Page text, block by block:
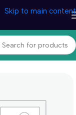
Skip to main content
עמוד הבית/כללי